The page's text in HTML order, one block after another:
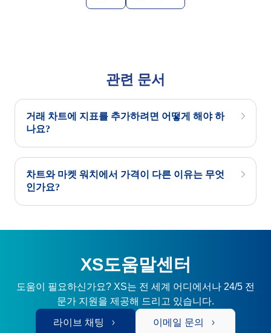
관련 문서
거래 차트에 지표를 추가하려면 어떻게 해야 하
나요?
차트와 마켓 워치에서 가격이 다른 이유는 무엇
인가요?
XS도움말센터
도움이 필요하신가요? XS는 전 세계 어디에서나 24/5 전
문가 지원을 제공해 드리고 있습니다.
라이브 채팅 이메일 문의